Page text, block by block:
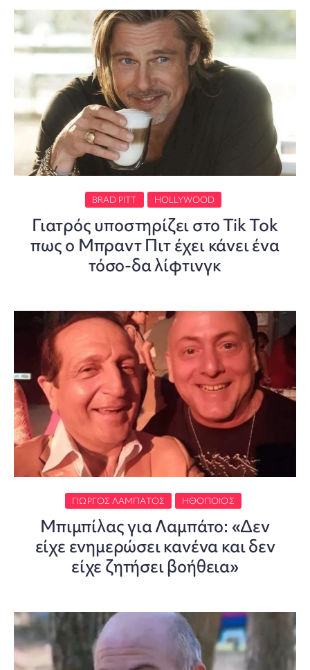
BRAD PITT HOLLYWOOD
Γιατρός υποστηρίζει στο Tik Tok
πως ο Μπραντ Πιτ έχει κάνει ένα
τόσο-δα λίφτινγκ
ΓΙΏΡΓΟΣ ΛΑΜΠΆΤΟΣ ΗΘΟΠΟΙΌΣ
Μπιμπίλας για Λαμπάτο: «Δεν
είχε ενημερώσει κανένα και δεν
είχε ζητήσει βοήθεια»